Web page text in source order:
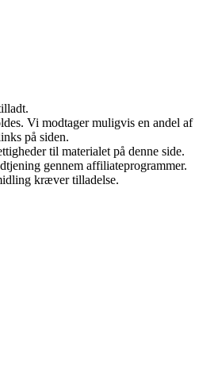
Vi modtager muligvis en andel af
på siden.
til materialet på denne side.
gennem affiliateprogrammer.
kræver tilladelse.